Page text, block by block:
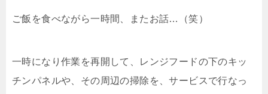
ご飯を食べながら一時間、またお話…（笑）
一時になり作業を再開して、レンジフードの下のキッ
チンパネルや、その周辺の掃除を、サービスで行なっ